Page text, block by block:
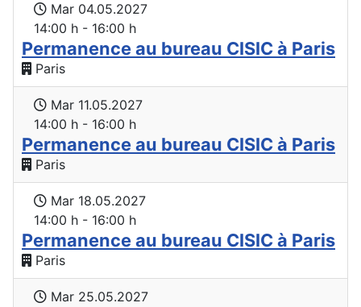
Mar 04.05.2027
14:00 h - 16:00 h
Permanence au bureau CISIC à Paris
Paris
Mar 11.05.2027
14:00 h - 16:00 h
Permanence au bureau CISIC à Paris
Paris
Mar 18.05.2027
14:00 h - 16:00 h
Permanence au bureau CISIC à Paris
Paris
Mar 25.05.2027